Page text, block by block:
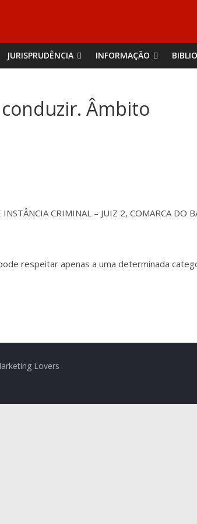
JURISPRUDÊNCIA INFORMAÇÃO
Âmbito
CRIMINAL – JUIZ 2, COMARCA DO
respeitar apenas a uma determinada
Lovers